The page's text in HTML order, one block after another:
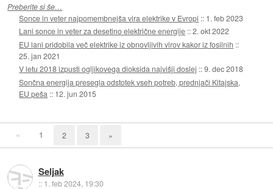
Preberite si še…
Sonce in veter najpomembnejša vira elektrike v Evropi :: 1. feb 2023
Lani sonce in veter za desetino električne energije ::2. okt 2022
EU lani pridobila več elektrike iz obnovljivih virov kakor iz fosilnih ::
25. jan 2021
V letu 2018 izpusti ogljikovega dioksida najvišji doslej ::9. dec 2018
Sončna energija presegla odstotek vseh potreb, prednjači Kitajska,
EU peša :: 12. jun 2015
« 1 2 3 »
Seljak
:: 1. feb 2024, 19:30